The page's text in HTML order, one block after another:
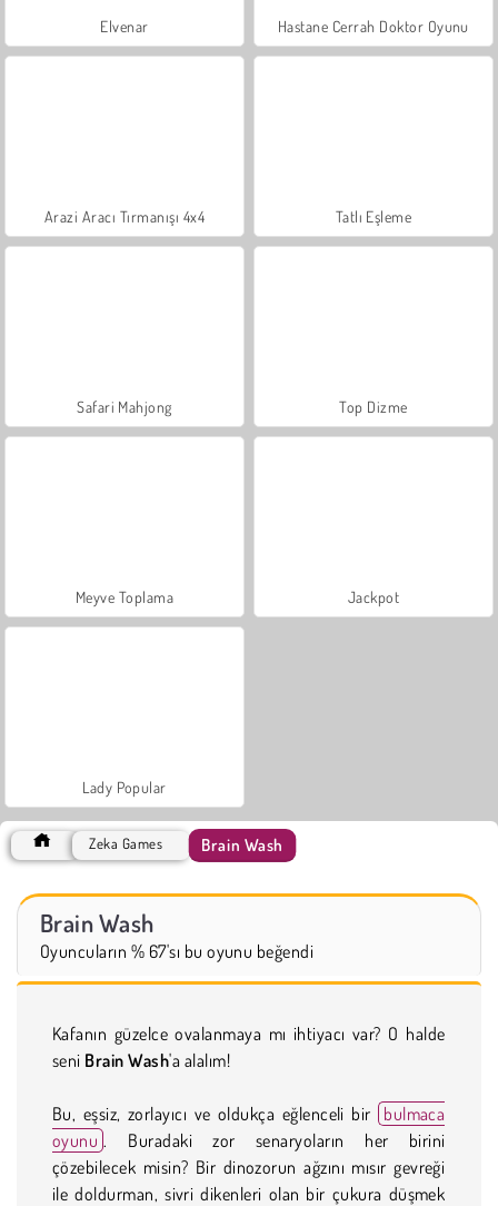
Elvenar Hastane Cerrah Doktor Oyunu
Arazi Aracı Tırmanışı 4x4 Tatlı Eşleme
Safari Mahjong Top Dizme
Meyve Toplama Jackpot
Lady Popular
Zeka Games Brain Wash
Brain Wash
Oyuncuların % 67'sı bu oyunu beğendi
Kafanın güzelce ovalanmaya mı ihtiyacı var? O halde
seni Brain Wash'a alalım!
Bu, eşsiz, zorlayıcı ve oldukça eğlenceli bir bulmaca
oyunu . Buradaki zor senaryoların her birini
çözebilecek misin? Bir dinozorun ağzını mısır gevreği
ile doldurman, sivri dikenleri olan bir çukura düşmek